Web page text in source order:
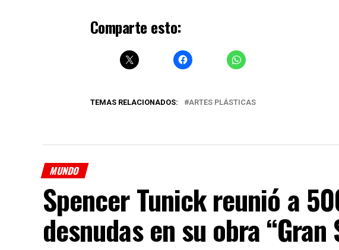
Comparte esto:
TEMAS RELACIONADOS: ARTES PLÁSTICAS
MUNDO
Spencer Tunick reunió a
desnudas en su obra “Gran